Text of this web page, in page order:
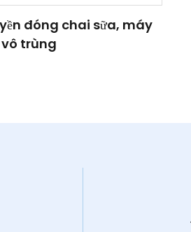
đóng chai sữa, máy
trùng